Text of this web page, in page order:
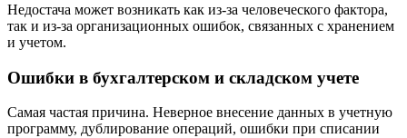
Недостача может возникать как из-за человеческого фактора,
так и из-за организационных ошибок, связанных с хранением
и учетом.
Ошибки в бухгалтерском и складском учете
Самая частая причина. Неверное внесение данных в учетную
программу, дублирование операций, ошибки при списании